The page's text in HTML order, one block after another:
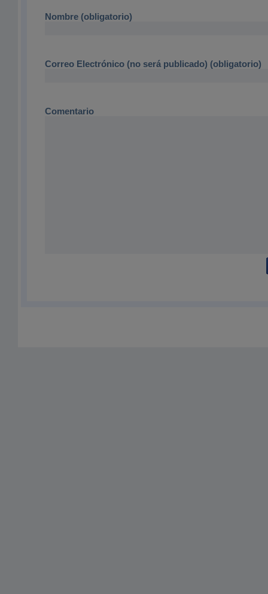
Nombre (obligatorio)
Correo Electrónico (no será publicado) (obligatorio)
Comentario